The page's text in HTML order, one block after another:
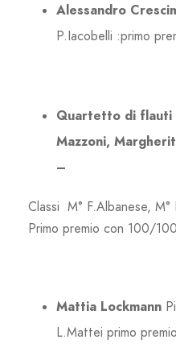
Alessandro
P.Iacobelli :primo
Quartetto di flauti
Mazzoni,
–
Classi M° F.Albanese,
Primo premio con 100/100
Mattia Lockmann
L.Mattei primo premio